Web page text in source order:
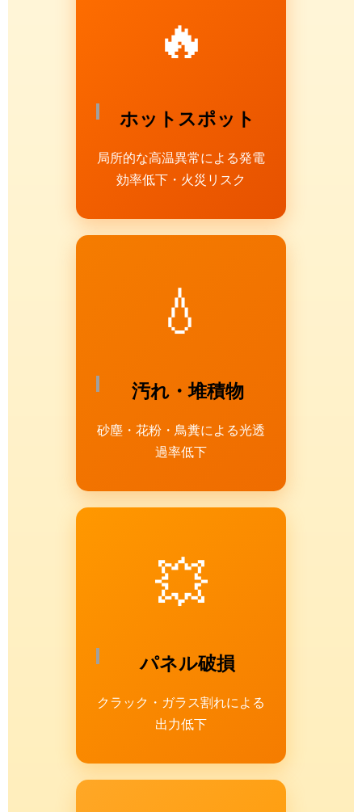
🔥
ホットスポット
局所的な高温異常による発電
効率低下・火災リスク
💧
汚れ・堆積物
砂塵・花粉・鳥糞による光透
過率低下
💥
パネル破損
クラック・ガラス割れによる
出力低下